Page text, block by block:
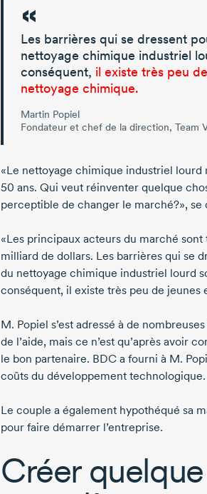
Les barrières qui se dressent
nettoyage chimique industriel
conséquent, il existe très peu
nettoyage chimique.
Martin Popiel
Fondateur et chef de la direction, Team
«Le nettoyage chimique industriel lourd
50 ans. Qui veut réinventer quelque
perceptible de changer le marché?», se
«Les principaux acteurs du marché
milliard de dollars. Les barrières qui se
du nettoyage chimique industriel lourd
conséquent, il existe très peu de
M. Popiel s’est adressé à de
de l’aide, mais ce n’est qu’après avoir
le bon partenaire. BDC a fourni à M.
coûts du développement technologique.
Le couple a également hypothéqué sa
pour faire démarrer l’entreprise.
Créer